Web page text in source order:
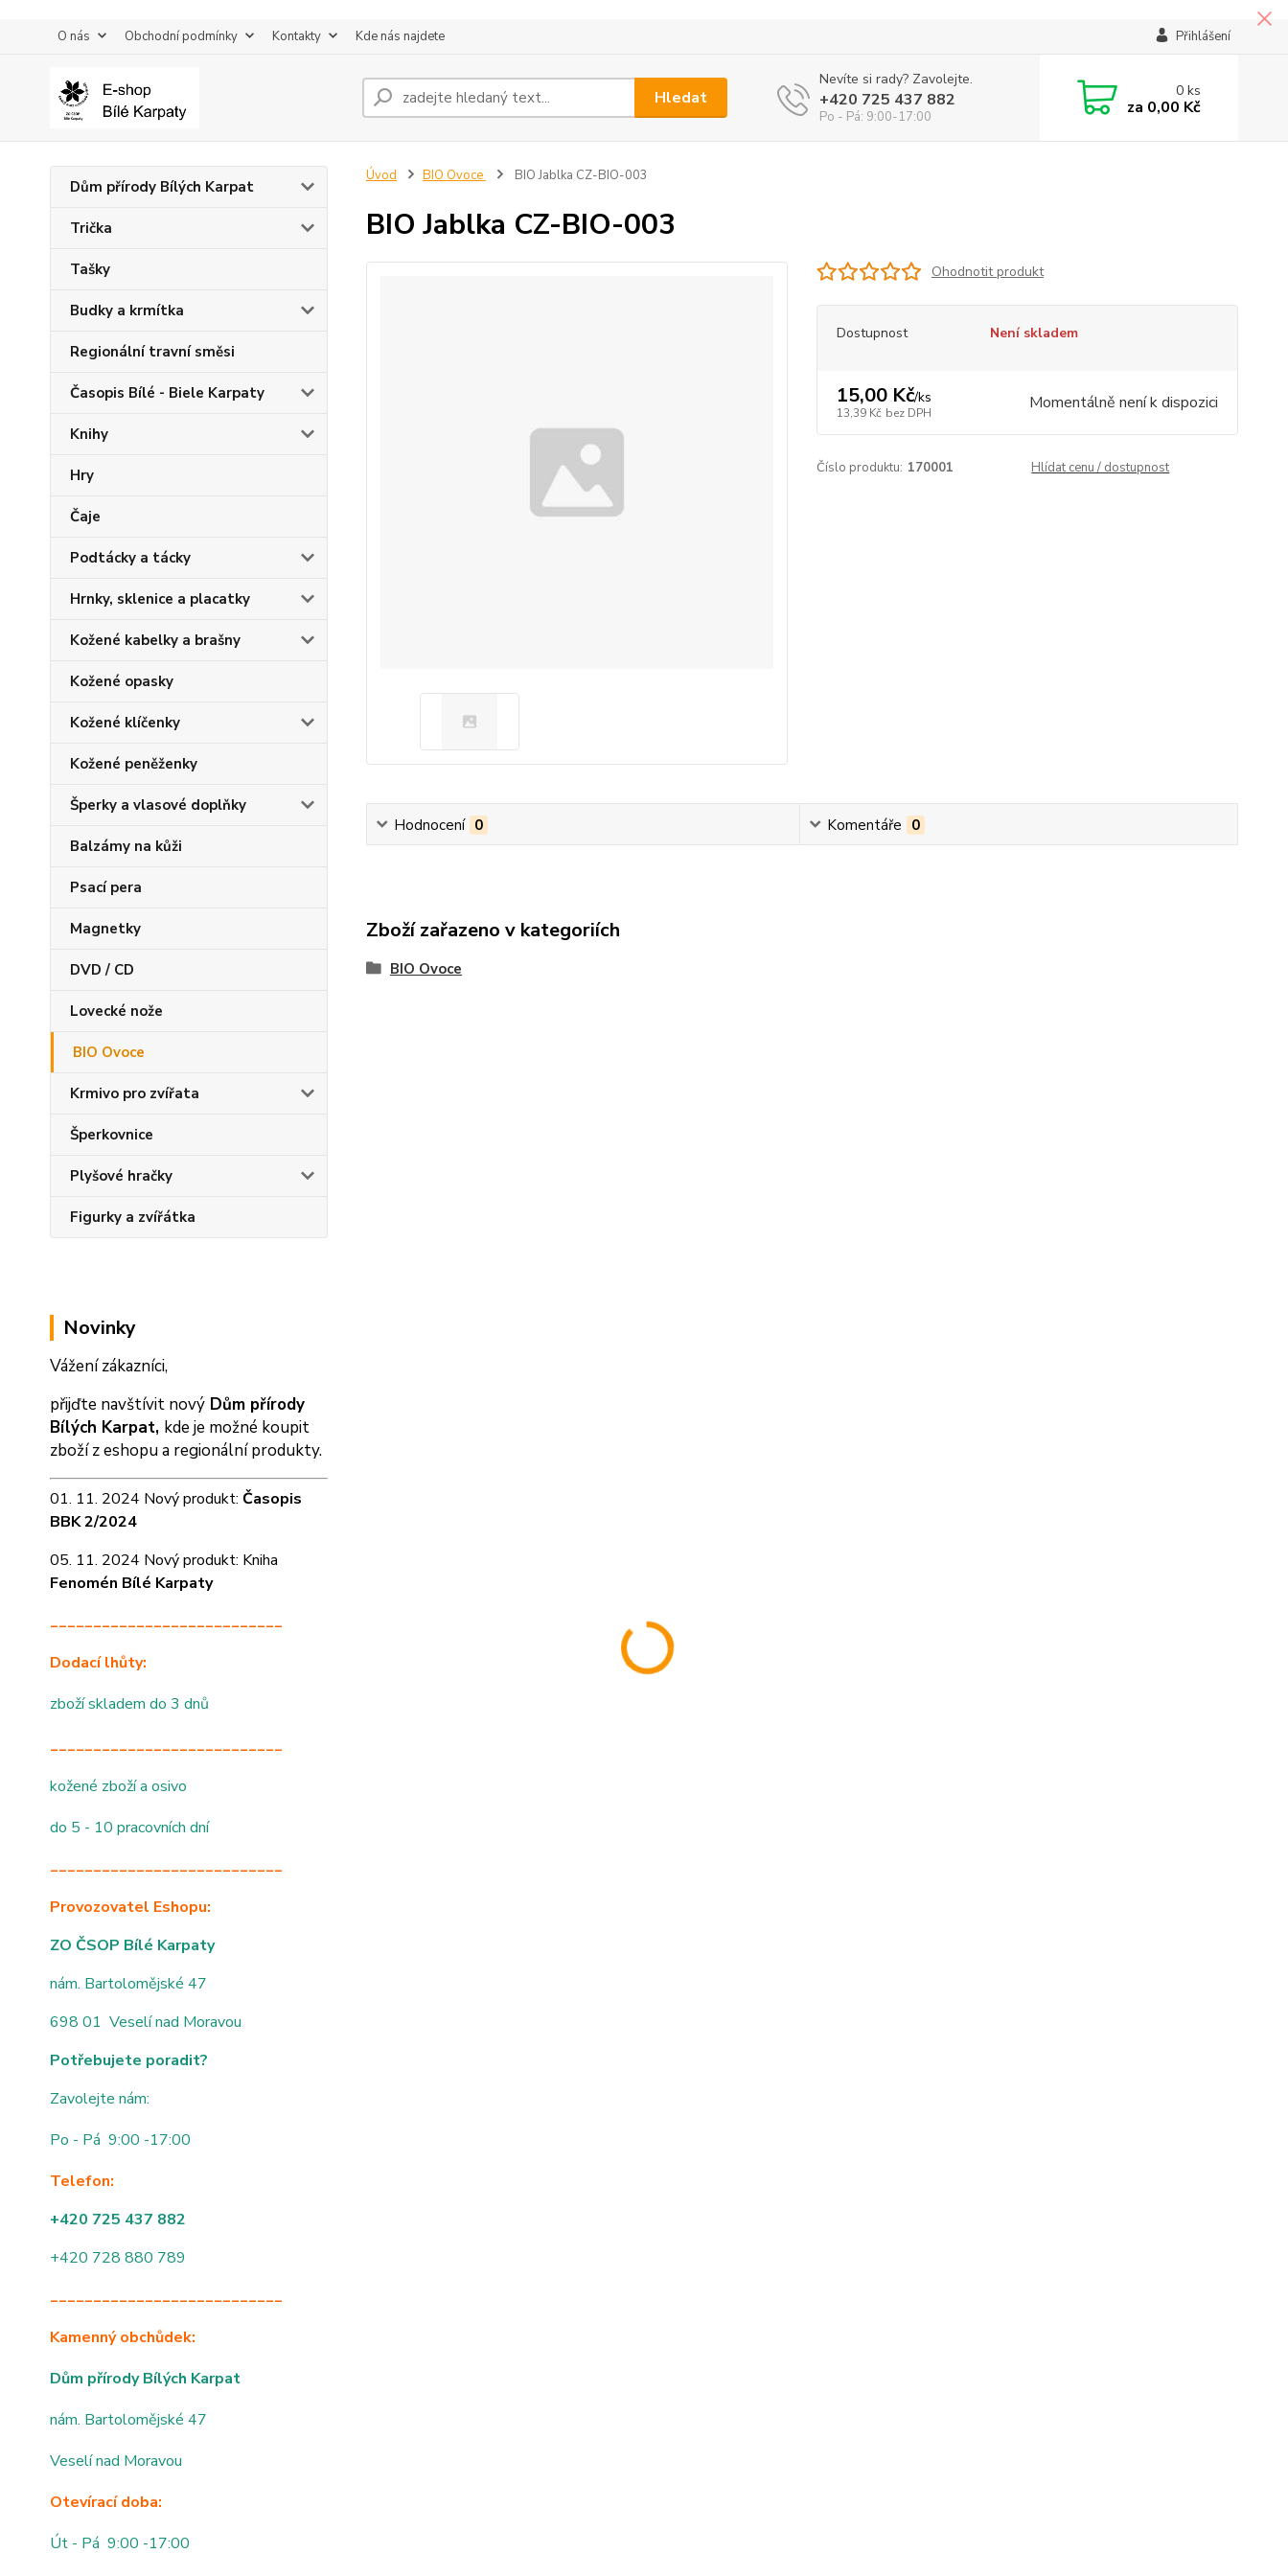
O nás Obchodní podmínky Kontakty Kde nás najdete Přihlášení
Hledat
Nevíte si rady? Zavolejte.
+420 725 437 882
Po - Pá: 9:00-17:00
0ks
za 0,00 Kč
Dům přírody Bílých Karpat
Trička
Tašky
Budky a krmítka
Regionální travní směsi
Časopis Bílé - Biele Karpaty
Knihy
Hry
Čaje
Podtácky a tácky
Hrnky, sklenice a placatky
Kožené kabelky a brašny
Kožené opasky
Kožené klíčenky
Kožené peněženky
Šperky a vlasové doplňky
Balzámy na kůži
Psací pera
Magnetky
DVD / CD
Lovecké nože
BIO Ovoce
Krmivo pro zvířata
Šperkovnice
Plyšové hračky
Figurky a zvířátka
Novinky
Vážení zákazníci,
přijďte navštívit nový Dům přírody
Bílých Karpat, kde je možné koupit
zboží z eshopu a regionální produkty.
01. 11. 2024 Nový produkt: Časopis
BBK 2/2024
05. 11. 2024 Nový produkt: Kniha
Fenomén Bílé Karpaty
___________________________
Dodací lhůty:
zboží skladem do 3 dnů
___________________________
kožené zboží a osivo
do 5 - 10 pracovních dní
___________________________
Provozovatel Eshopu:
ZO ČSOP Bílé Karpaty
nám. Bartolomějské 47
698 01 Veselí nad Moravou
Potřebujete poradit?
Zavolejte nám:
Po - Pá 9:00 -17:00
Telefon:
+420 725 437 882
+420 728 880 789
___________________________
Kamenný obchůdek:
Dům přírody Bílých Karpat
nám. Bartolomějské 47
Veselí nad Moravou
Otevírací doba:
Út - Pá 9:00 -17:00
Úvod BIO Ovoce BIO Jablka CZ-BIO-003
BIO Jablka CZ-BIO-003
Ohodnotit produkt
Dostupnost Není skladem
15,00 Kč/ks
13,39 Kč bez DPH Momentálně není k dispozici
Číslo produktu: 170001 Hlídat cenu / dostupnost
Hodnocení 0 Komentáře 0
Zboží zařazeno v kategoriích
BIO Ovoce